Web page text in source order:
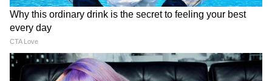
Image Credit :Asianet News